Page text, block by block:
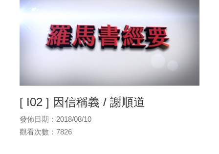
[ I02 ] 因信稱義 / 謝順道
發佈日期：2018/08/10
觀看次數：7826